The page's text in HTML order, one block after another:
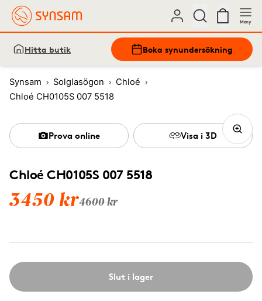
Meny
Hitta butik Boka synundersökning
Synsam Solglasögon
Chloé
Chloé CH0105S 007 5518
Chloé CH0105S 007 5518
3450 kr4600 kr
Slut i lager
Prova online Visa i 3D